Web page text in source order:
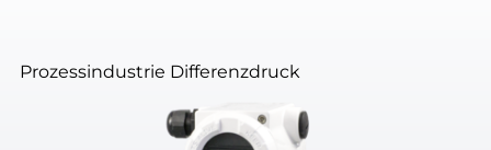
Prozessindustrie Differenzdruck